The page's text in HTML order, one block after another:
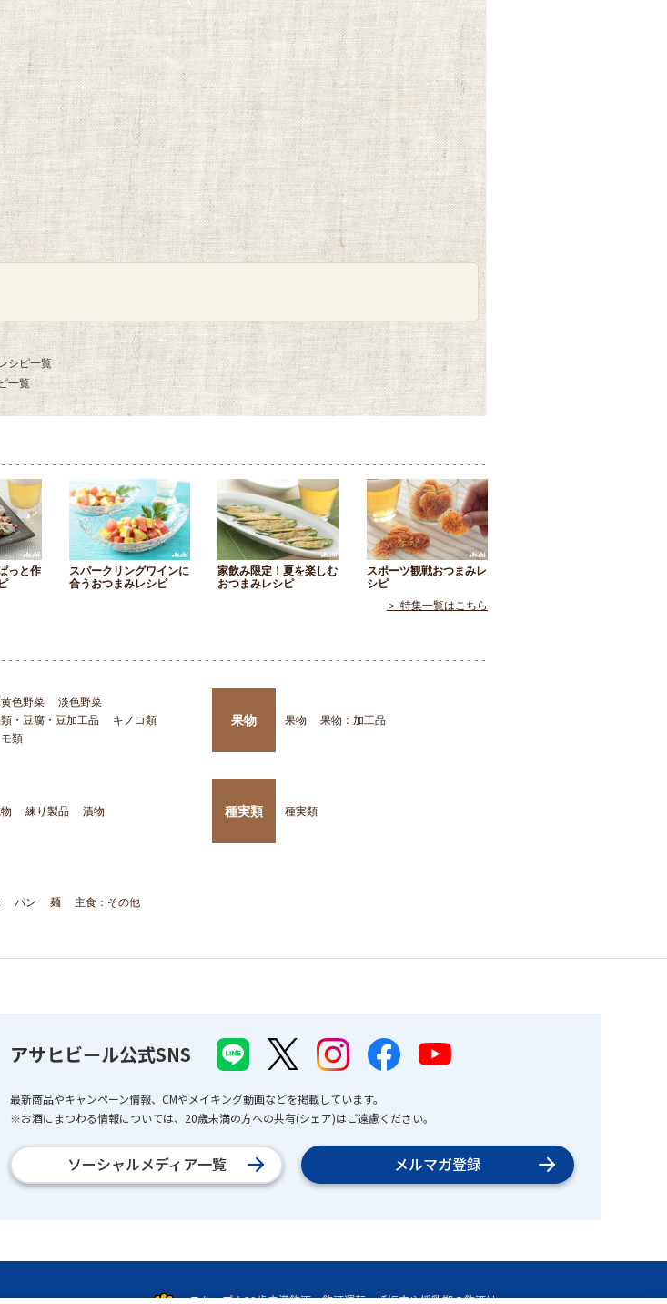
シピ一覧
一覧
っと作
スパークリングワインに
合うおつまみレシピ
家飲み限定！夏を楽しむ
おつまみレシピ
スポーツ観戦おつまみレ
シピ
＞ 特集一覧はこちら
色野菜
淡色野菜
・豆腐・豆加工品
キノコ類
類
果物 果物 果物：加工品
練り製品 漬物 種実類 種実類
パン 麺 主食：その他
アサヒビール公式SNS
最新商品やキャンペーン情報、CMやメイキング動画などを掲載しています。
※お酒にまつわる情報については、20歳未満の方への共有(シェア)はご遠慮ください。
ソーシャルメディア一覧 メルマガ登録